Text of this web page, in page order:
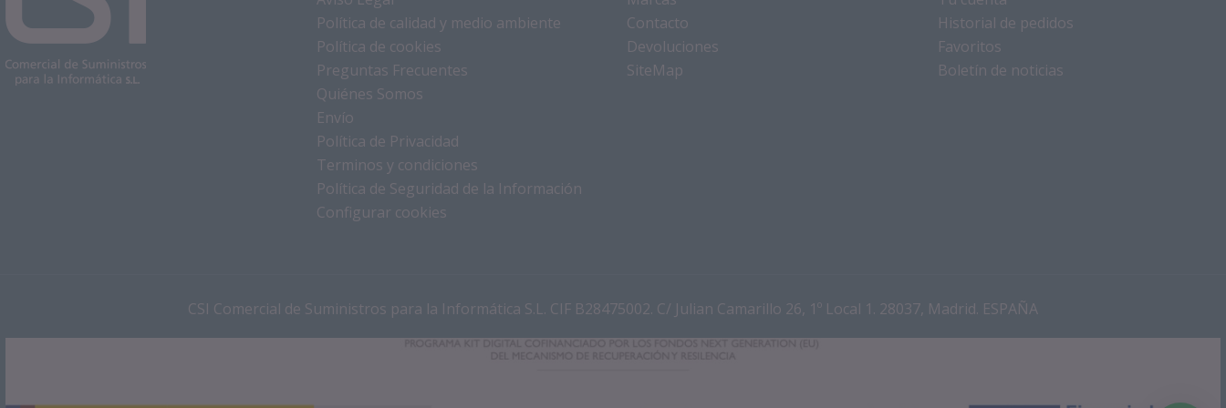
Política de calidad y medio ambiente
Política de cookies
Preguntas Frecuentes
Quiénes Somos
Envío
Política de Privacidad
Terminos y condiciones
Política de Seguridad de la Información
Configurar cookies
Contacto
Devoluciones
SiteMap
Historial de pedidos
Favoritos
Boletín de noticias
CSI Comercial de Suministros para la Informática S.L. CIF B28475002. C/ Julian Camarillo 26, 1º Local 1. 28037, Madrid. ESPAÑA